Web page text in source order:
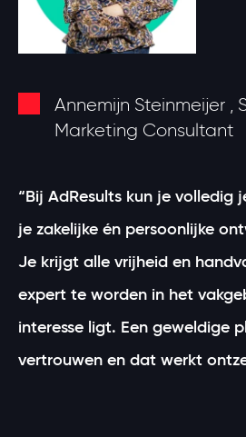
Annemijn Steinmeijer ,
Marketing Consultant
“Bij AdResults kun je volledig
je zakelijke én persoonlijke
Je krijgt alle vrijheid en
expert te worden in het
interesse ligt. Een geweldige
vertrouwen en dat werkt